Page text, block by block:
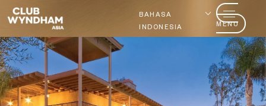
BAHASA
INDONESIA
MENU